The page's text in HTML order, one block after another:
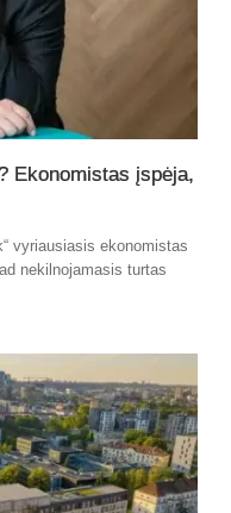
Ekonomistas įspėja,
vyriausiasis ekonomistas
nekilnojamasis turtas